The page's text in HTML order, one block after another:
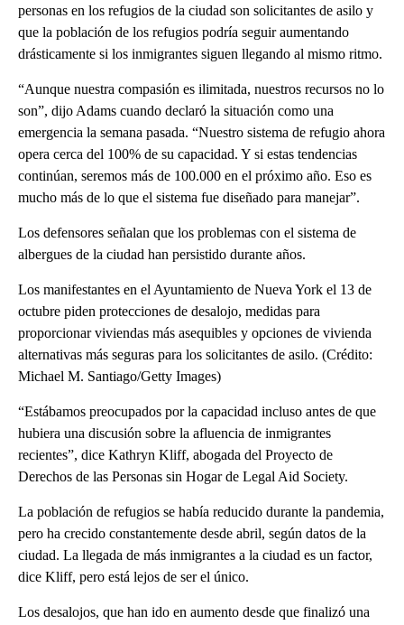
personas en los refugios de la ciudad son solicitantes de asilo y
que la población de los refugios podría seguir aumentando
drásticamente si los inmigrantes siguen llegando al mismo ritmo.
“Aunque nuestra compasión es ilimitada, nuestros recursos no lo
son”, dijo Adams cuando declaró la situación como una
emergencia la semana pasada. “Nuestro sistema de refugio ahora
opera cerca del 100% de su capacidad. Y si estas tendencias
continúan, seremos más de 100.000 en el próximo año. Eso es
mucho más de lo que el sistema fue diseñado para manejar”.
Los defensores señalan que los problemas con el sistema de
albergues de la ciudad han persistido durante años.
Los manifestantes en el Ayuntamiento de Nueva York el 13 de
octubre piden protecciones de desalojo, medidas para
proporcionar viviendas más asequibles y opciones de vivienda
alternativas más seguras para los solicitantes de asilo. (Crédito:
Michael M. Santiago/Getty Images)
“Estábamos preocupados por la capacidad incluso antes de que
hubiera una discusión sobre la afluencia de inmigrantes
recientes”, dice Kathryn Kliff, abogada del Proyecto de
Derechos de las Personas sin Hogar de Legal Aid Society.
La población de refugios se había reducido durante la pandemia,
pero ha crecido constantemente desde abril, según datos de la
ciudad. La llegada de más inmigrantes a la ciudad es un factor,
dice Kliff, pero está lejos de ser el único.
Los desalojos, que han ido en aumento desde que finalizó una